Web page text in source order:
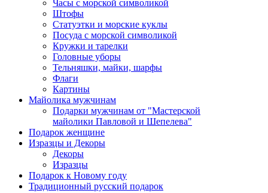
Часы с морской символикой
Штофы
Статуэтки и морские куклы
Посуда с морской символикой
Кружки и тарелки
Головные уборы
Тельняшки, майки, шарфы
Флаги
Картины
Майолика мужчинам
Подарки мужчинам от "Мастерской
майолики Павловой и Шепелева"
Подарок женщине
Изразцы и Декоры
Декоры
Изразцы
Подарок к Новому году
Традиционный русский подарок